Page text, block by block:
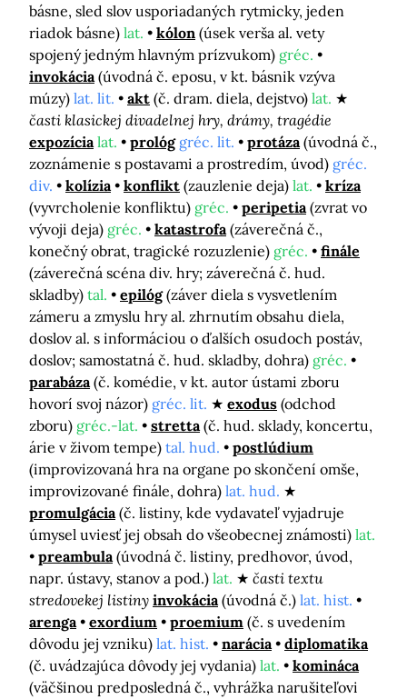
básne, sled slov usporiadaných rytmicky, jeden
riadok básne) lat. kólon (úsek verša al. vety
spojený jedným hlavným prízvukom) gréc.
invokácia (úvodná č. eposu, v kt. básnik vzýva
múzy) lat. lit. akt (č. dram. diela, dejstvo) lat.
časti klasickej divadelnej hry, drámy, tragédie
expozícia lat. prológ gréc. lit. protáza (úvodná č.,
zoznámenie s postavami a prostredím, úvod) gréc.
div.
kolízia konflikt (zauzlenie deja) lat.
kríza
(vyvrcholenie konfliktu) gréc. peripetia (zvrat vo
vývoji deja) gréc. katastrofa (záverečná č.,
konečný obrat, tragické rozuzlenie) gréc.
finále
(záverečná scéna div. hry; záverečná č. hud.
skladby) tal. epilóg (záver diela s vysvetlením
zámeru a zmyslu hry al. zhrnutím obsahu diela,
doslov al. s informáciou o ďalších osudoch postáv,
doslov; samostatná č. hud. skladby, dohra) gréc.
parabáza (č. komédie, v kt. autor ústami zboru
hovorí svoj názor) gréc. lit. exodus (odchod
zboru) gréc.-lat. stretta (č. hud. sklady, koncertu,
árie v živom tempe) tal. hud.
postlúdium
(improvizovaná hra na organe po skončení omše,
improvizované finále, dohra) lat. hud.
promulgácia (č. listiny, kde vydavateľ vyjadruje
úmysel uviesť jej obsah do všeobecnej známosti) lat.
preambula (úvodná č. listiny, predhovor, úvod,
napr. ústavy, stanov a pod.) lat.
časti textu
stredovekej listiny invokácia (úvodná č.) lat. hist.
arenga
exordium proemium (č. s uvedením
dôvodu jej vzniku) lat. hist. narácia
diplomatika
(č. uvádzajúca dôvody jej vydania) lat.
komináca
(väčšinou predposledná č., vyhrážka narušiteľovi